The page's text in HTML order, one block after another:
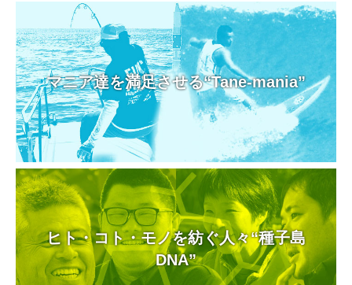
マニア達を満足させる“Tane-mania”
ヒト・コト・モノを紡ぐ人々“種子島
DNA”